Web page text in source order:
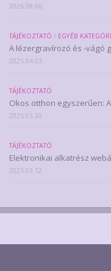
2026.08.06.
TÁJÉKOZTATÓ / EGYÉB
A lézergravírozó és -vágó
2025.04.03.
TÁJÉKOZTATÓ
Okos otthon egyszerűen:
2025.03.20.
TÁJÉKOZTATÓ
Elektronikai alkatrész
2025.03.12.